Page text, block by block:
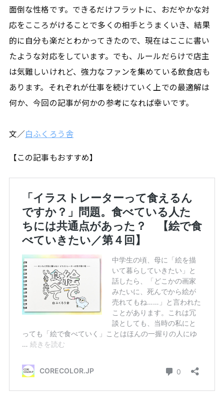
面倒な性格です。できるだけフラットに、おだやかな対
応をこころがけることで多くの相手とうまくいき、結果
的に自分も楽だとわかってきたので、現在はここに書い
たような対応をしています。でも、ルールだらけで店主
は気難しいけれど、強力なファンを集めている飲食店も
あります。それぞれが仕事を続けていく上での最適解は
何か、今回の記事が何かの参考になれば幸いです。
文／白ふくろう舎
【この記事もおすすめ】